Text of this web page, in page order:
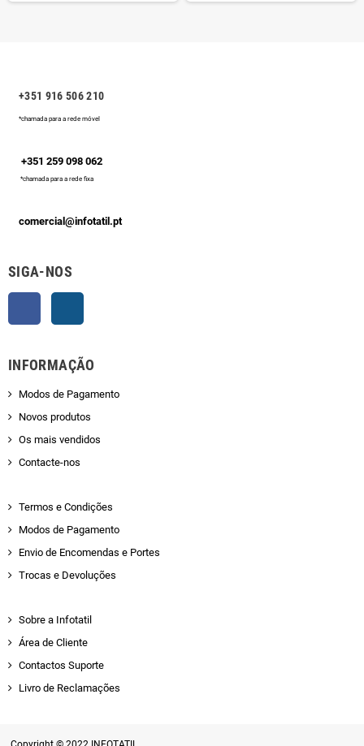
+351 916 506 210
*chamada para a rede móvel
+351 259 098 062
*chamada para a rede fixa
comercial@infotatil.pt
SIGA-NOS
INFORMAÇÃO
Modos de Pagamento
Novos produtos
Os mais vendidos
Contacte-nos
Termos e Condições
Modos de Pagamento
Envio de Encomendas e Portes
Trocas e Devoluções
Sobre a Infotatil
Área de Cliente
Contactos Suporte
Livro de Reclamações